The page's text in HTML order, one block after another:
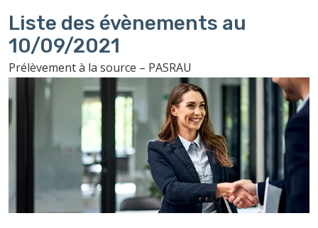
Liste des évènements au
10/09/2021
Prélèvement à la source – PASRAU